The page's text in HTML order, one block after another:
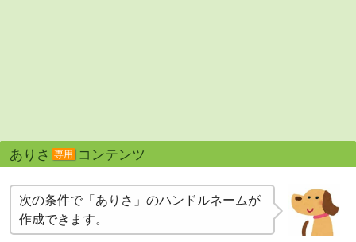
ありさ 専用 コンテンツ
次の条件で「ありさ」のハンドルネームが
作成できます。